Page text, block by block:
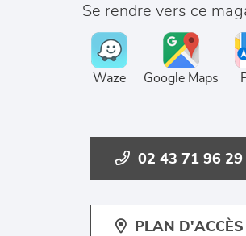
Se rendre vers ce
Waze Google Maps
02 43 71 96 29
PLAN D'ACCÈS